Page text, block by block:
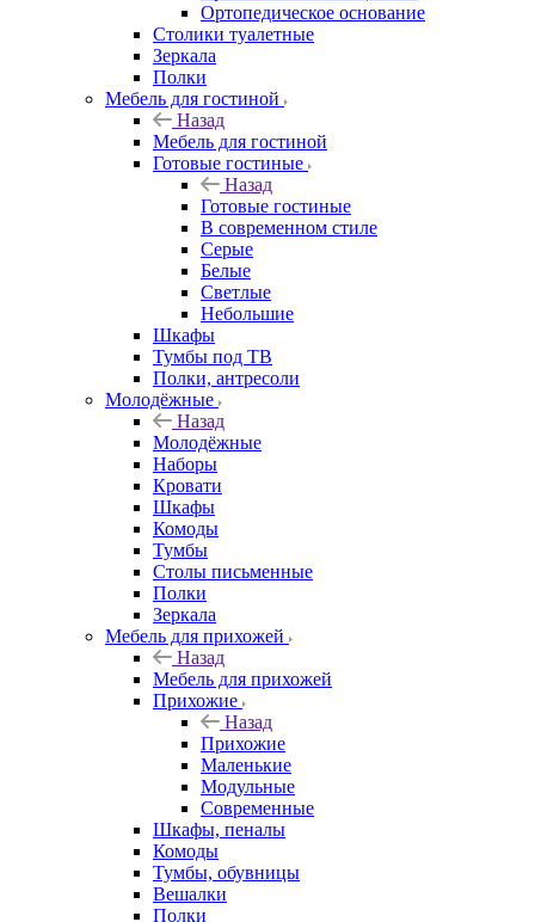
Ортопедическое основание
Столики туалетные
Зеркала
Полки
Мебель для гостиной
Назад
Мебель для гостиной
Готовые гостиные
Назад
Готовые гостиные
В современном стиле
Серые
Белые
Светлые
Небольшие
Шкафы
Тумбы под ТВ
Полки, антресоли
Молодёжные
Назад
Молодёжные
Наборы
Кровати
Шкафы
Комоды
Тумбы
Столы письменные
Полки
Зеркала
Мебель для прихожей
Назад
Мебель для прихожей
Прихожие
Назад
Прихожие
Маленькие
Модульные
Современные
Шкафы, пеналы
Комоды
Тумбы, обувницы
Вешалки
Полки